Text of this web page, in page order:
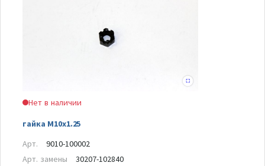
Нет в наличии
гайка M10x1.25
Арт.
9010-100002
Арт. замены
30207-102840